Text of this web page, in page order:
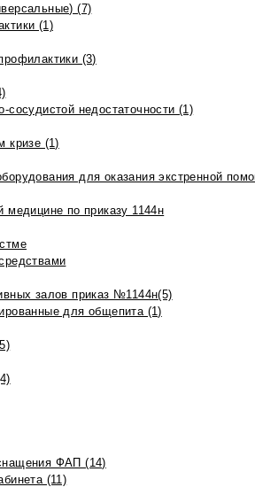
(7)
(1)
(3)
сосудистой недостаточности (1)
кризе (1)
для оказания экстренной
медицине по приказу 1144н
залов приказ №1144н(5)
для общепита (1)
ФАП (14)
(11)